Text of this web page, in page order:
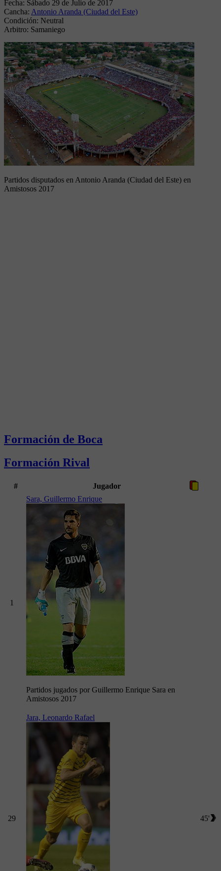
Fecha: Sábado 29 de Julio de 2017
Cancha: Antonio Aranda (Ciudad del Este)
Condición: Neutral
Arbitro: Samaniego
Partidos disputados en Antonio Aranda (Ciudad del Este) en
Amistosos 2017
Formación de Boca
Formación Rival
# Jugador
1
Sara, Guillermo Enrique
Partidos jugados por Guillermo Enrique Sara en
Amistosos 2017
29
Jara, Leonardo Rafael
45'